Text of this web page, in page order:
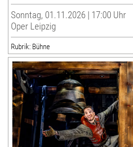
Sonntag, 01.11.2026 | 17:00 Uhr
Oper Leipzig
Rubrik: Bühne